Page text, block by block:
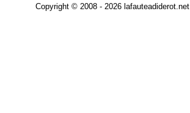
Copyright © 2008 - 2026 lafauteadiderot.net